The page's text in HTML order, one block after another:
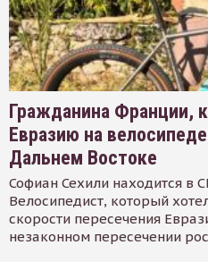
Гражданина Франции,
Евразию на
Дальнем Востоке
Софиан Сехили находится в
Велосипедист, который
скорости пересечения
незаконном пересечении